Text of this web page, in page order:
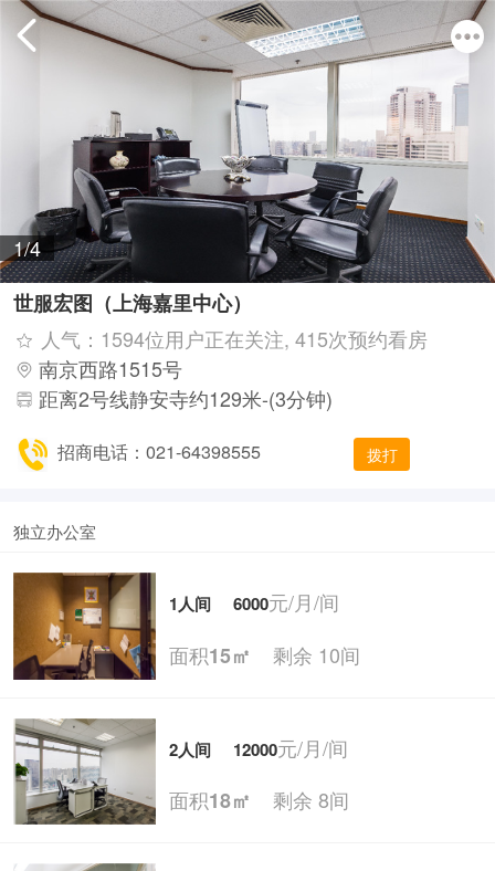
1/4
世服宏图（上海嘉里中心）
人气：1594位用户正在关注, 415次预约看房
南京西路1515号
距离2号线静安寺约129米-(3分钟)
招商电话：021-64398555 拨打
独立办公室
1人间 6000元/月/间
面积15㎡ 剩余 10间
2人间 12000元/月/间
面积18㎡ 剩余 8间